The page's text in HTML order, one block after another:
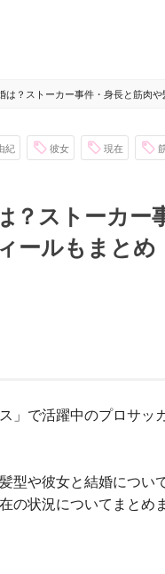
は？ストーカー事件・身長と筋肉
紀 彼女 現在
？ストーカー
ールもまとめ
」で活躍中のプロサッ
型や彼女と結婚につい
の状況についてまとめ